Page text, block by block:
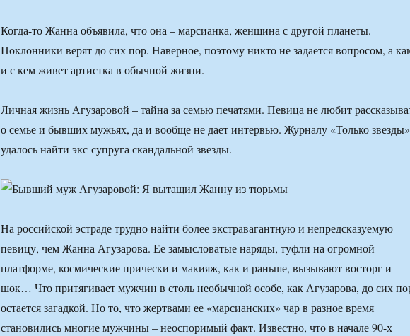
Когда-то Жанна объявила, что она – марсианка, женщина с другой планеты.
Поклонники верят до сих пор. Наверное, поэтому никто не задается вопросом, а
и с кем живет артистка в обычной жизни.
Личная жизнь Агузаровой – тайна за семью печатями. Певица не любит
о семье и бывших мужьях, да и вообще не дает интервью. Журналу «Только звезды»
удалось найти экс-супруга скандальной звезды.
На российской эстраде трудно найти более экстравагантную и непредсказуемую
певицу, чем Жанна Агузарова. Ее замысловатые наряды, туфли на огромной
платформе, космические прически и макияж, как и раньше, вызывают восторг и
шок… Что притягивает мужчин в столь необычной особе, как Агузарова, до сих
остается загадкой. Но то, что жертвами ее «марсианских» чар в разное время
становились многие мужчины – неоспоримый факт. Известно, что в начале 90-х